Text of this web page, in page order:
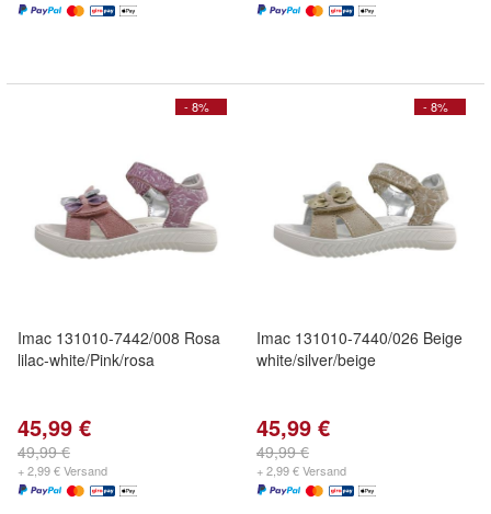
- 8%
Imac 131010-7442/008 Rosa
lilac-white/Pink/rosa
45,99 €
49,99 €
+ 2,99 € Versand
- 8%
Imac 131010-7440/026 Beige
white/silver/beige
45,99 €
49,99 €
+ 2,99 € Versand